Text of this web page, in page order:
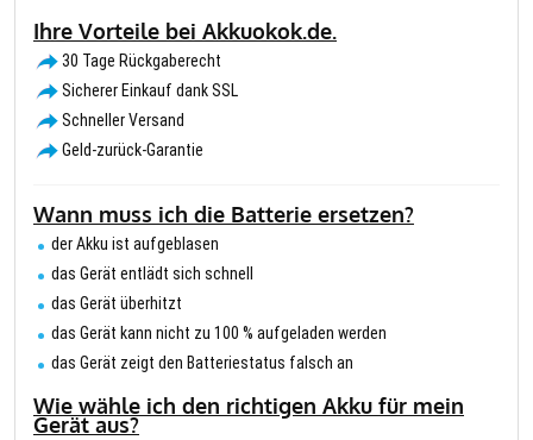
Ihre Vorteile bei Akkuokok.de.
30 Tage Rückgaberecht
Sicherer Einkauf dank SSL
Schneller Versand
Geld-zurück-Garantie
Wann muss ich die Batterie ersetzen?
der Akku ist aufgeblasen
das Gerät entlädt sich schnell
das Gerät überhitzt
das Gerät kann nicht zu 100 % aufgeladen werden
das Gerät zeigt den Batteriestatus falsch an
Wie wähle ich den richtigen Akku für mein
Gerät aus?